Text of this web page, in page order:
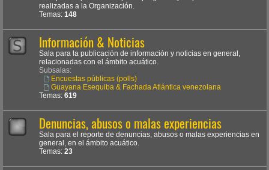
realizadas a la Organización.
Temas: 148
Información & Noticias
Sala para la publicación de información y noticias en general,
relacionadas con el ámbito acuático.
Subsalas:
Encuestas públicas (polls)
Guayana Esequiba & Fachada Atlántica venezolana
Temas: 619
Denuncias, abusos o malas experiencias
Sala para el reporte de denuncias, abusos o malas experiencias en
general, en el ámbito acuático.
Temas: 23